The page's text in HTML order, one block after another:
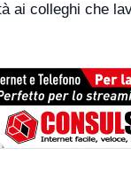
ai colleghi che